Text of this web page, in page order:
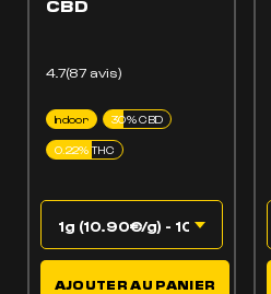
AJOUTER AU PANIER
CBD
Indoor 30% CBD
0.22% THC
4.7(87 avis)